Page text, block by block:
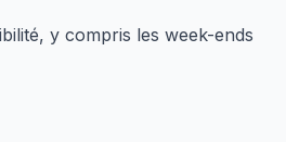
y compris les week-ends